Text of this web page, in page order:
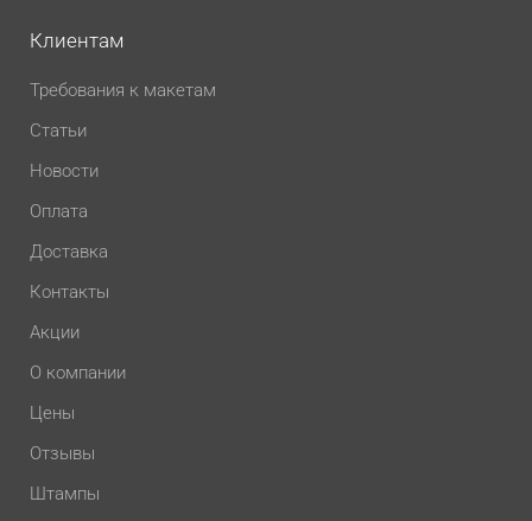
Клиентам
Требования к макетам
Статьи
Новости
Оплата
Доставка
Контакты
Акции
О компании
Цены
Отзывы
Штампы